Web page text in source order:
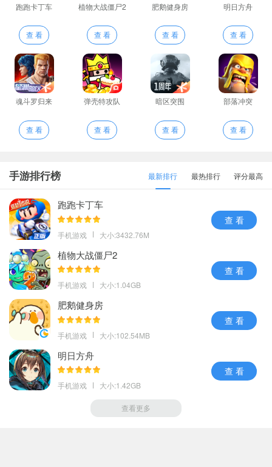
跑跑卡丁车
查 看
植物大战僵尸2
查 看
肥鹅健身房
查 看
明日方舟
查 看
魂斗罗归来
查 看
弹壳特攻队
查 看
暗区突围
查 看
部落冲突
查 看
手游排行榜 最新排行 最热排行 评分最高
跑跑卡丁车
手机游戏 大小:3432.76M
查 看
植物大战僵尸2
手机游戏 大小:1.04GB
查 看
肥鹅健身房
手机游戏 大小:102.54MB
查 看
明日方舟
手机游戏 大小:1.42GB
查 看
查看更多